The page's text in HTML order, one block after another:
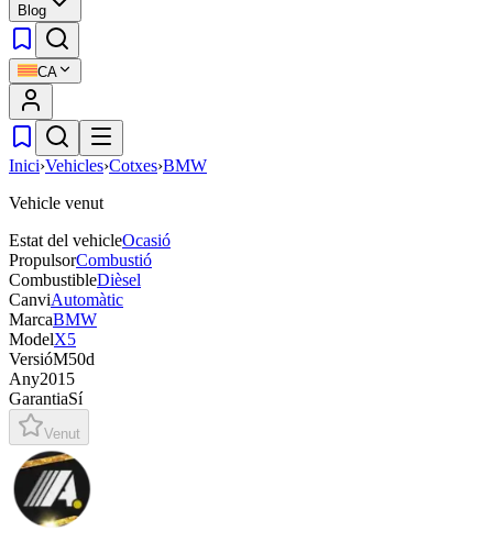
Blog
CA
Inici›Vehicles›Cotxes›BMW
Vehicle venut
Estat del vehicleOcasió
PropulsorCombustió
CombustibleDièsel
CanviAutomàtic
MarcaBMW
ModelX5
VersióM50d
Any2015
GarantiaSí
Venut